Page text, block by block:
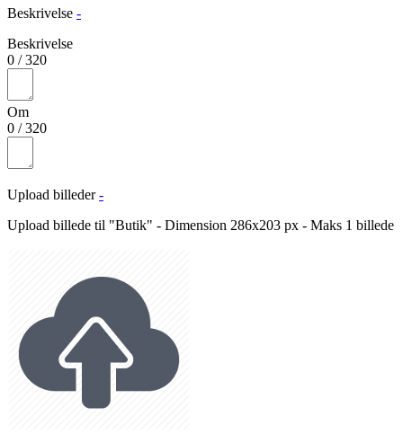
Beskrivelse -
Beskrivelse
0 /320
Om
0 /320
Upload billeder -
Upload billede til "Butik" - Dimension 286x203 px - Maks 1 billede